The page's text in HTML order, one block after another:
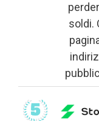
soldi.